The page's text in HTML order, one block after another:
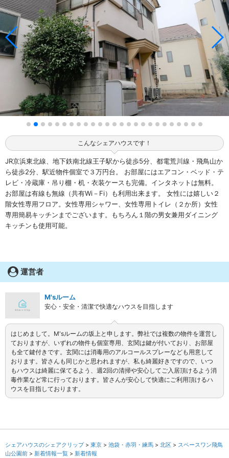
こんなシェアハウスです！
JR京浜東北線、地下鉄南北線王子駅から徒歩5分、都電荒川線・飛鳥山か
ら徒歩2分、駅近物件個室で３万円台。 お部屋にはエアコン・ベッド・テ
レビ・冷蔵庫・吊り棚・机・衣装ケースも完備。インタネットは無料。
お部屋は有線も無線（共有Wi－Fi）も利用出来ます。 女性には嬉しい２
階女性専用フロア。女性専用シャワー、女性専用トイレ（２か所）女性
専用簡易キッチンまでございます。もちろん１階の男女兼用ダイニング
キッチンも使用可能。
運営者
M'sルーム
安心・安全・清潔で快適なハウスを目指します
はじめまして。M'sルームの坂上と申します。弊社では複数の物件を運営し
ておりますが、いずれの物件も個室専用、玄関は鍵が付いており、お部屋
も全て鍵付きです。玄関には消毒用のアルコールスプレーなども用意して
おります。皆さんも同じかと思われますが、私も綺麗好きですので、いつ
もハウスは綺麗に保てるよう、週2回の清掃や安心してご入居頂けるよう消
毒作業など常に行っております。皆さんが安心して快適にご利用頂けるハ
ウスを目指しております。
シェアハウスのシェアクリップ 東京 池袋・赤羽・練馬 北区
スペースワン飛鳥
山公園前
新着情報一覧 新着情報